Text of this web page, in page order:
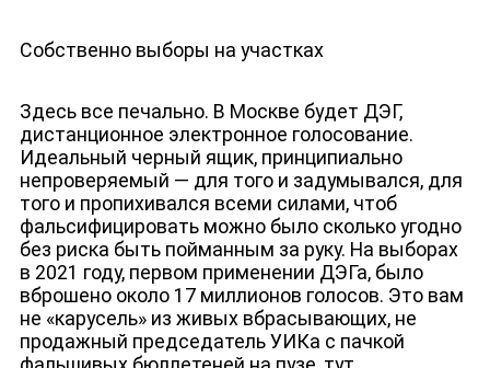
ЮТУБ-КАНАЛ
Собственно выборы на участках
Здесь все печально. В Москве будет ДЭГ,
дистанционное электронное голосование.
Идеальный черный ящик, принципиально
непроверяемый — для того и задумывался, для
того и пропихивался всеми силами, чтоб
фальсифицировать можно было сколько угодно
без риска быть пойманным за руку. На выборах
в 2021 году, первом применении ДЭГа, было
вброшено около 17 миллионов голосов. Это вам
не «карусель» из живых вбрасывающих, не
продажный председатель УИКа с пачкой